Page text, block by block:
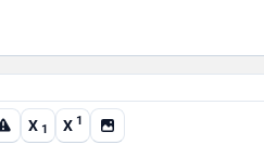
X 1 X 1